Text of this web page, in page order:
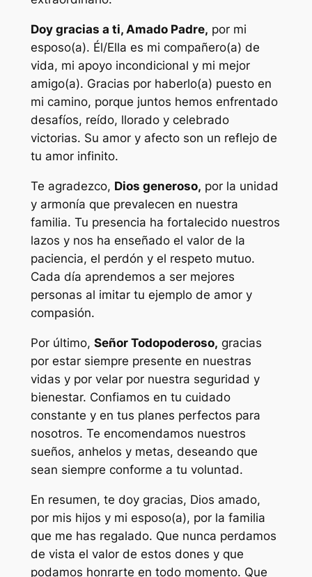
Doy gracias a ti, Amado Padre, por mi
esposo(a). Él/Ella es mi compañero(a) de
vida, mi apoyo incondicional y mi mejor
amigo(a). Gracias por haberlo(a) puesto en
mi camino, porque juntos hemos enfrentado
desafíos, reído, llorado y celebrado
victorias. Su amor y afecto son un reflejo de
tu amor infinito.
Te agradezco, Dios generoso, por la unidad
y armonía que prevalecen en nuestra
familia. Tu presencia ha fortalecido nuestros
lazos y nos ha enseñado el valor de la
paciencia, el perdón y el respeto mutuo.
Cada día aprendemos a ser mejores
personas al imitar tu ejemplo de amor y
compasión.
Por último, Señor Todopoderoso, gracias
por estar siempre presente en nuestras
vidas y por velar por nuestra seguridad y
bienestar. Confiamos en tu cuidado
constante y en tus planes perfectos para
nosotros. Te encomendamos nuestros
sueños, anhelos y metas, deseando que
sean siempre conforme a tu voluntad.
En resumen, te doy gracias, Dios amado,
por mis hijos y mi esposo(a), por la familia
que me has regalado. Que nunca perdamos
de vista el valor de estos dones y que
podamos honrarte en todo momento. Que